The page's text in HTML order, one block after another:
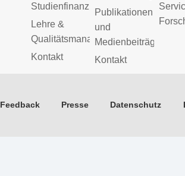
Studienfinanzierung
Lehre &
Qualitätsmanagement
Kontakt
Publikationen
und
Medienbeiträge
Kontakt
Feedback Presse Datenschutz